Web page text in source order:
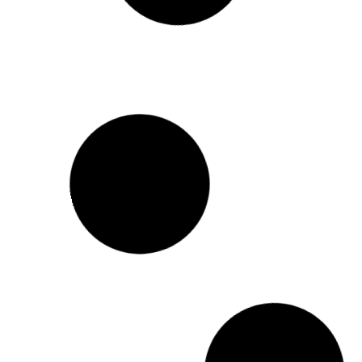
Tainá Hinckel fecha
patrocínio
Atual campeã brasileira, catarinense